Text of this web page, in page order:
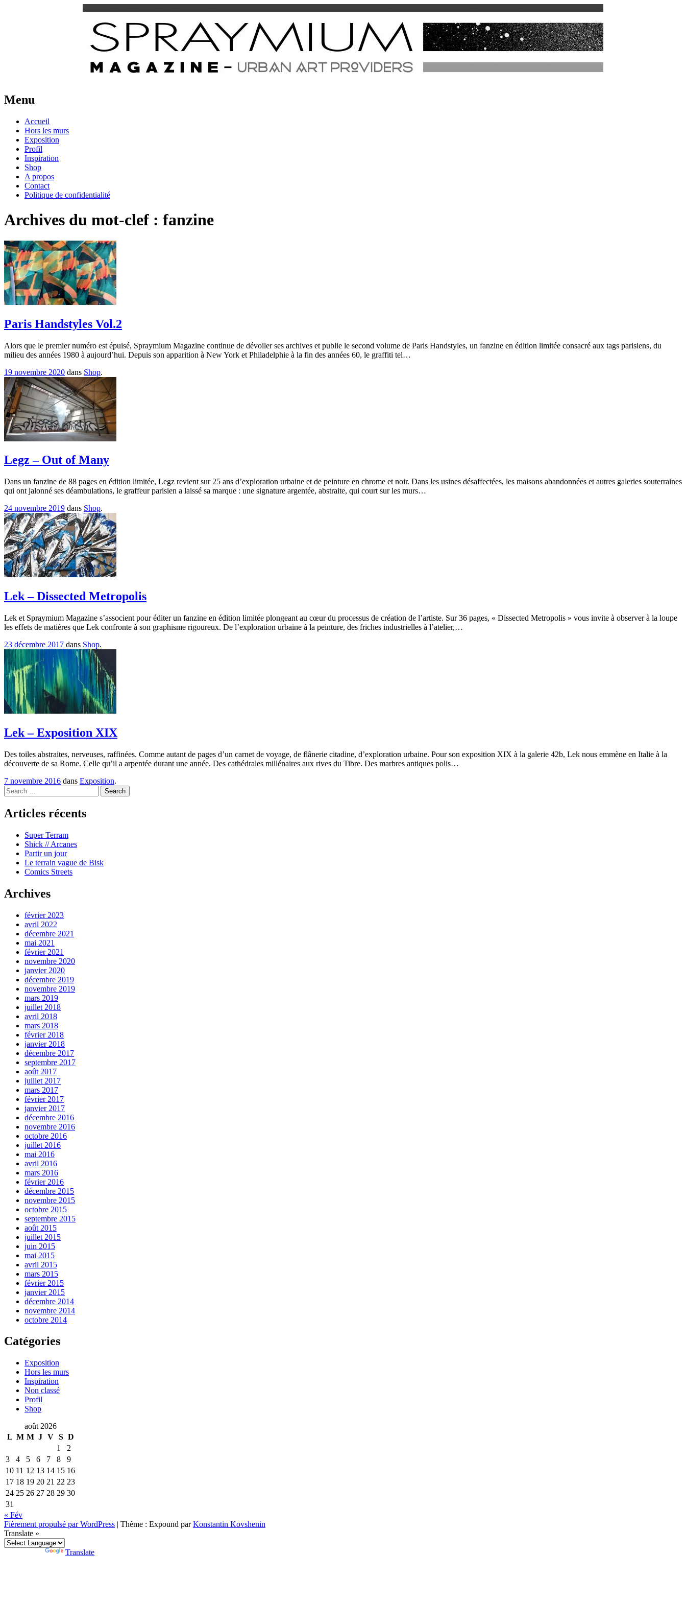
Spraymium Magazine
Urban Art Provider
Menu
Aller
contenu
Accueil
Hors les murs
Exposition
Profil
Inspiration
Shop
A propos
Contact
Politique de confidentialité
Archives du mot-clef : fanzine
Paris Handstyles Vol.2
Alors que le premier numéro est épuisé, Spraymium Magazine continue de dévoiler ses archives et publie le second volume de Paris Handstyles, un fanzine en édition limitée consacré aux tags parisiens, du
milieu des années 1980 à aujourd’hui. Depuis son apparition à New York et Philadelphie à la fin des années 60, le graffiti tel…
19 novembre 2020 dans Shop.
Legz – Out of Many
Dans un fanzine de 88 pages en édition limitée, Legz revient sur 25 ans d’exploration urbaine et de peinture en chrome et noir. Dans les usines désaffectées, les maisons abandonnées et autres galeries souterraines
qui ont jalonné ses déambulations, le graffeur parisien a laissé sa marque : une signature argentée, abstraite, qui court sur les murs…
24 novembre 2019 dans Shop.
Lek – Dissected Metropolis
Lek et Spraymium Magazine s’associent pour éditer un fanzine en édition limitée plongeant au cœur du processus de création de l’artiste. Sur 36 pages, « Dissected Metropolis » vous invite à observer à la loupe
les effets de matières que Lek confronte à son graphisme rigoureux. De l’exploration urbaine à la peinture, des friches industrielles à l’atelier,…
23 décembre 2017 dans Shop.
Lek – Exposition XIX
Des toiles abstraites, nerveuses, raffinées. Comme autant de pages d’un carnet de voyage, de flânerie citadine, d’exploration urbaine. Pour son exposition XIX à la galerie 42b, Lek nous emmène en Italie à la
découverte de sa Rome. Celle qu’il a arpentée durant une année. Des cathédrales millénaires aux rives du Tibre. Des marbres antiques polis…
7 novembre 2016 dans Exposition.
Search
Articles récents
Super Terram
Shick // Arcanes
Partir un jour
Le terrain vague de Bisk
Comics Streets
Archives
février 2023
avril 2022
décembre 2021
mai 2021
février 2021
novembre 2020
janvier 2020
décembre 2019
novembre 2019
mars 2019
juillet 2018
avril 2018
mars 2018
février 2018
janvier 2018
décembre 2017
septembre 2017
août 2017
juillet 2017
mars 2017
février 2017
janvier 2017
décembre 2016
novembre 2016
octobre 2016
juillet 2016
mai 2016
avril 2016
mars 2016
février 2016
décembre 2015
novembre 2015
octobre 2015
septembre 2015
août 2015
juillet 2015
juin 2015
mai 2015
avril 2015
mars 2015
février 2015
janvier 2015
décembre 2014
novembre 2014
octobre 2014
Catégories
Exposition
Hors les murs
Inspiration
Non classé
Profil
Shop
août 2026
L M M J V S D
1
2
3
4 5 6 7 8
9
10 11 12 13 14 15 16
17 18 19 20 21 22 23
24 25 26 27 28 29 30
31
« Fév
Fièrement propulsé par WordPress | Thème : Expound parKonstantin Kovshenin
Translate »
Translate